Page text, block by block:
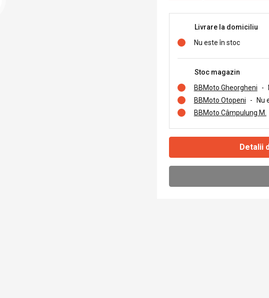
Livrare la domiciliu
Nu este în stoc
Stoc magazin
BBMoto Gheorgheni
-
BBMoto Otopeni
-
Nu
BBMoto Câmpulung M.
Detalii